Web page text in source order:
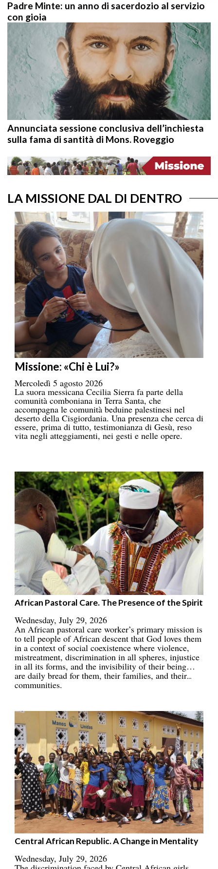
Padre Minte: un anno di sacerdozio al servizio
con gioia
Annunciata sessione conclusiva dell’inchiesta
sulla fama di santità di Mons. Roveggio
LA MISSIONE DAL DI DENTRO
Missione: «Chi è Lui?»
Mercoledì 5 agosto 2026
La suora messicana Cecilia Sierra fa parte della
comunità comboniana in Terra Santa, che
accompagna le comunità beduine palestinesi nel
deserto della Cisgiordania. Una presenza che cerca di
essere, prima di tutto, testimonianza di Gesù, reso
vita negli atteggiamenti, nei gesti e nelle opere.
African Pastoral Care. The Presence of the Spirit
Wednesday, July 29, 2026
An African pastoral care worker’s primary mission is
to tell people of African descent that God loves them
in a context of social coexistence where violence,
mistreatment, discrimination in all spheres, injustice
in all its forms, and the invisibility of their being…
are daily bread for them, their families, and their
communities.
Central African Republic. A Change in Mentality
Wednesday, July 29, 2026